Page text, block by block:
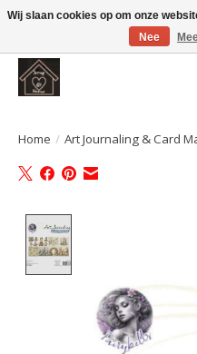
Large selection of products and fast
Home / Art Journaling & Card
Wij slaan cookies op om onze
Nee